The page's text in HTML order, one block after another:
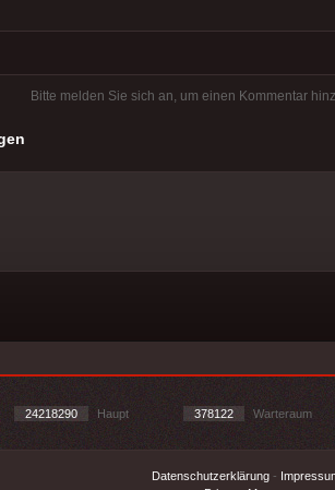
Bitte melden Sie sich an, um einen Kommentar
24218290 Haupt 378122 Warteraum
Datenschutzerklärung-